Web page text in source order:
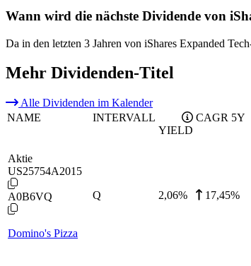
Wann wird die nächste Dividende von
Da in den letzten 3 Jahren von iShares Expanded
Mehr Dividenden-Titel
Alle Dividenden im Kalender
NAME
INTERVALL
YIELD
CAGR 5Y
Aktie
US25754A2015
A0B6VQ
Domino's Pizza
Q 2,06% 17,45%